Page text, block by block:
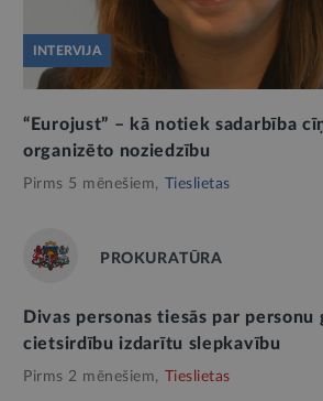
INTERVIJA
“Eurojust” – kā notiek sadarbība
organizēto noziedzību
Pirms 5 mēnešiem, Tieslietas
PROKURATŪRA
Divas personas tiesās par personu
cietsirdību izdarītu slepkavību
Pirms 2 mēnešiem, Tieslietas